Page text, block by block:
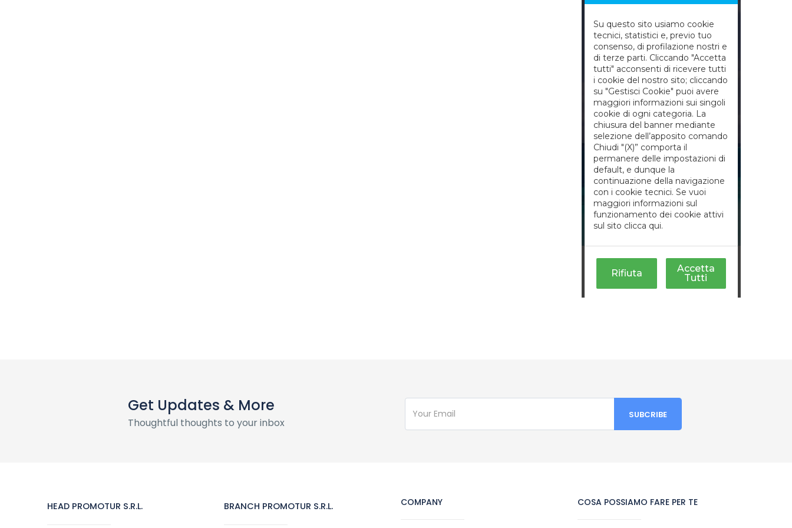
Get Updates & More
Thoughtful thoughts to your inbox
HEAD PROMOTUR S.R.L. BRANCH PROMOTUR S.R.L. COMPANY COSA POSSIAMO FARE PER TE